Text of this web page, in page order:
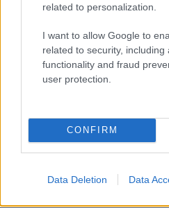
related to personalization.
I want to allow Google to
related to security, including
functionality and fraud
user protection.
CONFIRM
Data Deletion Data
NEWS
Έλενα Τσαγκρινού –
Γενέθλια με ερωτική